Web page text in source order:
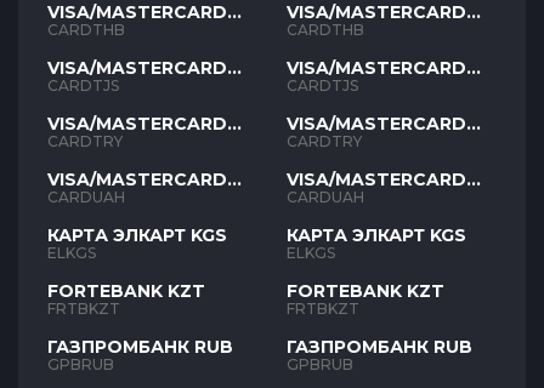
VISA/MASTERCARD
THB
CARDTHB
VISA/MASTERCARD
TJS
CARDTJS
VISA/MASTERCARD
TYR
CARDTRY
VISA/MASTERCARD
UAH
CARDUAH
КАРТА ЭЛКАРТ KGS
ELKGS
FORTEBANK KZT
FRTBKZT
ГАЗПРОМБАНК RUB
GPBRUB
VISA/MASTERCARD
THB
CARDTHB
VISA/MASTERCARD
TJS
CARDTJS
VISA/MASTERCARD
TYR
CARDTRY
VISA/MASTERCARD
UAH
CARDUAH
КАРТА ЭЛКАРТ KGS
ELKGS
FORTEBANK KZT
FRTBKZT
ГАЗПРОМБАНК RUB
GPBRUB